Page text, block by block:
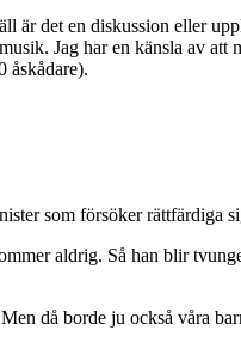
är det en diskussion eller
Jag har en känsla av
åskådare).
som försöker rättfärdiga
aldrig. Så han blir
då borde ju också våra